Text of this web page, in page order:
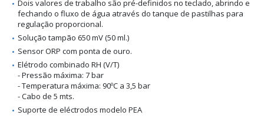
Dois valores de trabalho são pré-definidos no teclado, abrindo e
fechando o fluxo de água através do tanque de pastilhas para
regulação proporcional.
Solução tampão 650 mV (50 ml.)
Sensor ORP com ponta de ouro.
Elétrodo combinado RH (V/T)
- Pressão máxima: 7 bar
- Temperatura máxima: 90ºC a 3,5 bar
- Cabo de 5 mts.
Suporte de eléctrodos modelo PEA